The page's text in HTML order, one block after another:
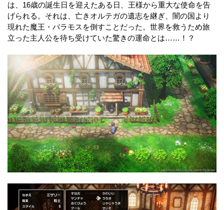
は、16歳の誕生日を迎えたある日、王様から重大な使命を告
げられる。それは、亡きオルテガの遺志を継ぎ、闇の国より
現れた魔王・バラモスを倒すことだった。世界を救うため旅
立った主人公を待ち受けていた驚きの運命とは……！？